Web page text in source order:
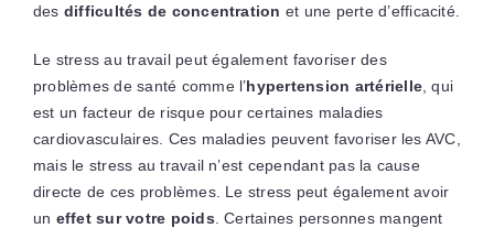
des difficultés de concentration et une perte d’efficacité.
Le stress au travail peut également favoriser des
problèmes de santé comme l’hypertension artérielle , qui
est un facteur de risque pour certaines maladies
cardiovasculaires. Ces maladies peuvent favoriser les AVC,
mais le stress au travail n’est cependant pas la cause
directe de ces problèmes. Le stress peut également avoir
un effet sur votre poids . Certaines personnes mangent